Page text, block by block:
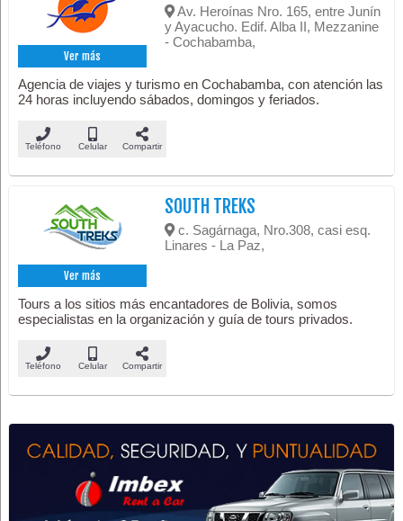
Ver más
Av. Heroínas Nro. 165, entre Junín
y Ayacucho. Edif. Alba II, Mezzanine
- Cochabamba,
Agencia de viajes y turismo en Cochabamba, con atención las
24 horas incluyendo sábados, domingos y feriados.
Teléfono Celular Compartir
Ver más
SOUTH TREKS
c. Sagárnaga, Nro.308, casi esq.
Linares - La Paz,
Tours a los sitios más encantadores de Bolivia, somos
especialistas en la organización y guía de tours privados.
Teléfono Celular Compartir